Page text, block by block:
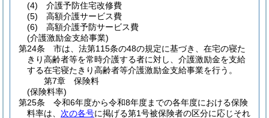
(4)
介護予防住宅改修費
(5)
高額介護サービス費
(6)
高額介護予防サービス費
(介護激励金支給事業)
第24条
市は、法第115条の48の規定に基づき、在宅の寝た
きり高齢者等を常時介護する者に対し、介護激励金を支給
する在宅寝たきり高齢者等介護激励金支給事業を行う。
第7章
保険料
(保険料率)
第25条
令和6年度から令和8年度までの各年度における保険
料率は、 次の各号に掲げる第1号被保険者の区分に応じそれ